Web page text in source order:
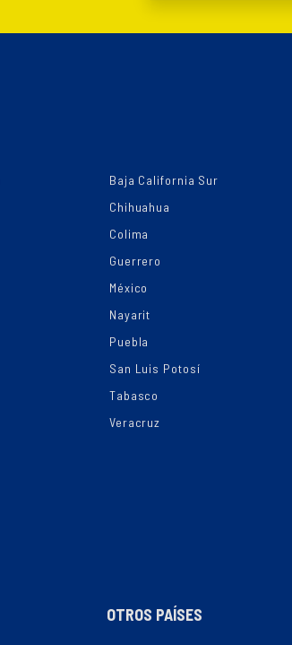
Baja California Sur
Chihuahua
Colima
Guerrero
México
Nayarit
Puebla
San Luis Potosí
Tabasco
Veracruz
OTROS PAÍSES